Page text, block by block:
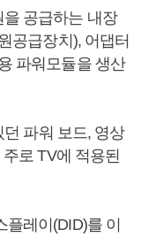
공급하는 내장
공급장치), 어댑터
파워모듈을 생산
파워 보드, 영상
로 TV에 적용된
레이(DID)를 이